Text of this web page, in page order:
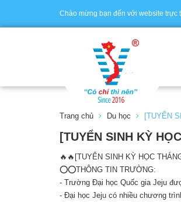
Chào mừng bạn đến với website trực
Trang chủ Du học [TUYỂN
[TUYỂN SINH KỲ
🔥🔥[TUYỂN SINH KỲ HỌC
⭕️⭕️THÔNG TIN TRƯỜNG:
- Trường Đại học Quốc gia Jeju
- Đại học Jeju có nhiều chương